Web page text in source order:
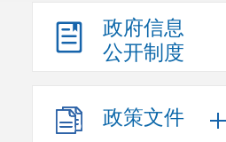
政府信息
公开制度
政策文件